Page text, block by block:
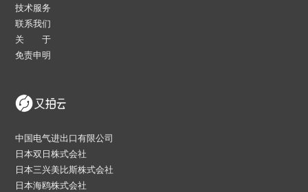
技术服务
联系我们
关 于
免责申明
中国电气进出口有限公司
日本双日株式会社
日本三兴美比斯株式会社
日本海鸥株式会社